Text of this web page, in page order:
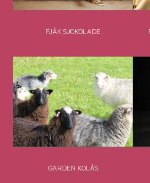
FJÅK SJOKOLADE
GARDEN KOLÅS